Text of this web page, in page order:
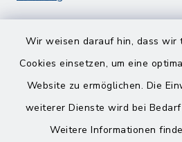
Wir weisen darauf hin, dass wir
Cookies einsetzen, um eine
Website zu ermöglichen. Die
weiterer Dienste wird bei
Weitere Informationen